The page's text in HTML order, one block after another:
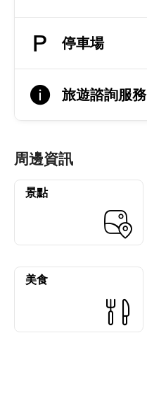
停車場
旅遊諮詢服務
周邊資訊
景點
美食